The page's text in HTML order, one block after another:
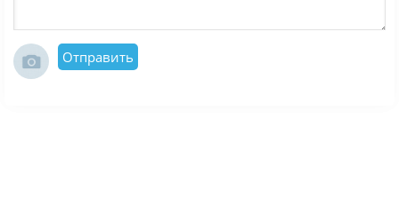
Отправить